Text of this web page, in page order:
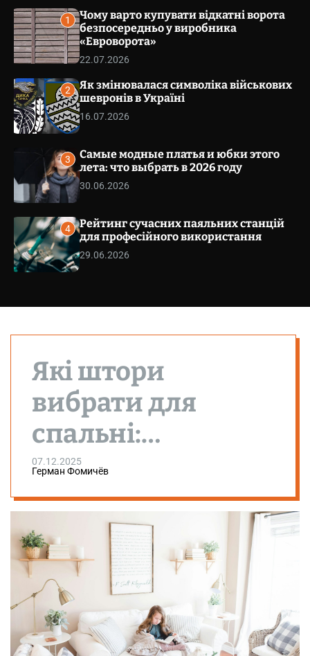
v
e
o
m
u
a
a
s
W
i
d
e
t
1
Чому варто купувати відкатні ворота
безпосередньо у виробника
«Евроворота»
22.07.2026
2
Як змінювалася символіка військових
шевронів в Україні
16.07.2026
3
Самые модные платья и юбки этого
лета: что выбрать в 2026 году
30.06.2026
4
Рейтинг сучасних паяльних станцій
для професійного використання
29.06.2026
Які штори
вибрати для
спальні:
інструкція з
вибору тканини
та кольору
07.12.2025
Герман Фомичёв